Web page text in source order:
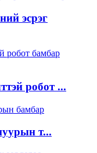
эсрэг
робот ...
т...